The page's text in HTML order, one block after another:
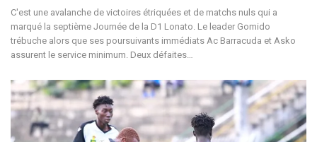
C'est une avalanche de victoires étriquées et de matchs nuls qui a
marqué la septième Journée de la D1 Lonato. Le leader Gomido
trébuche alors que ses poursuivants immédiats Ac Barracuda et Asko
assurent le service minimum. Deux défaites